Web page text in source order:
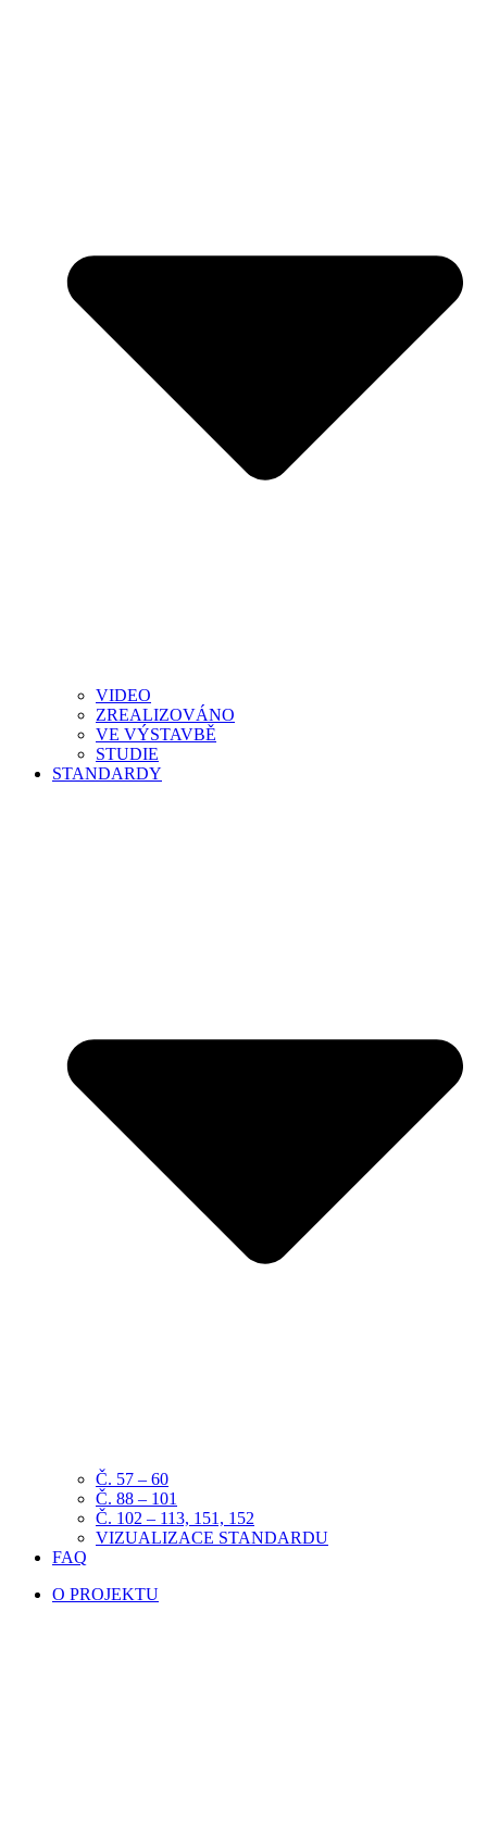
VIDEO
ZREALIZOVÁNO
VE VÝSTAVBĚ
STUDIE
STANDARDY
Č. 57 – 60
Č. 88 – 101
Č. 102 – 113, 151, 152
VIZUALIZACE STANDARDU
FAQ
O PROJEKTU